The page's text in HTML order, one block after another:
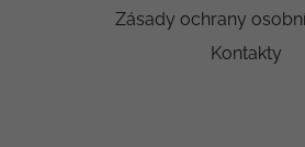
Zásady ochrany
Kontakty